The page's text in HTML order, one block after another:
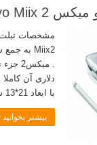
با ابعاد 21*13 سانتی متری و ضخامت 8.3 میلی متری تنها 350 …
بیشتر بخوانید